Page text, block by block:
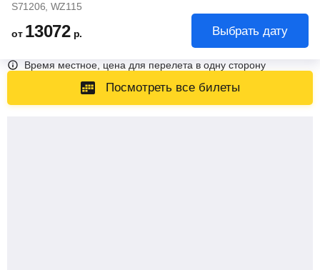
S71206 , WZ115
от 13072 р. Выбрать дату
Время местное, цена для перелета в одну сторону
Посмотреть все билеты